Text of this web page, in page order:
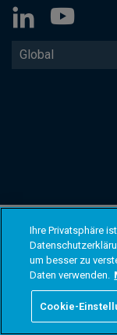
Global
Ihre Privatsphäre
um besser zu
Daten verwenden.
Cookie-